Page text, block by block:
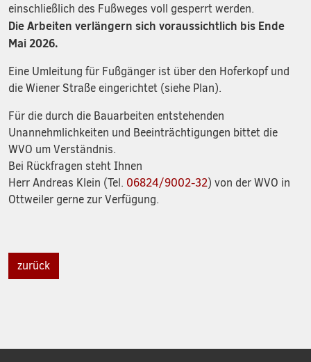
einschließlich des Fußweges voll gesperrt werden.
Die Arbeiten verlängern sich voraussichtlich bis Ende
Mai 2026.
Eine Umleitung für Fußgänger ist über den Hoferkopf und
die Wiener Straße eingerichtet (siehe Plan).
Für die durch die Bauarbeiten entstehenden
Unannehmlichkeiten und Beeinträchtigungen bittet die
WVO um Verständnis.
Bei Rückfragen steht Ihnen
Herr Andreas Klein (Tel. 06824/9002-32) von der WVO in
Ottweiler gerne zur Verfügung.
zurück